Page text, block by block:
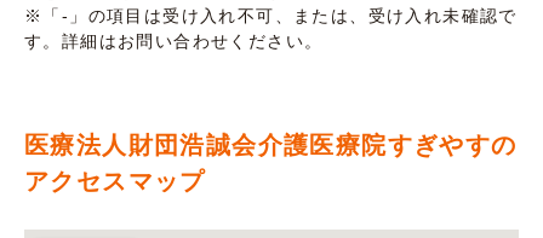
※「-」の項目は受け入れ不可、または、受け入れ未確認で
す。詳細はお問い合わせください。
医療法人財団浩誠会介護医療院すぎやすの
アクセスマップ